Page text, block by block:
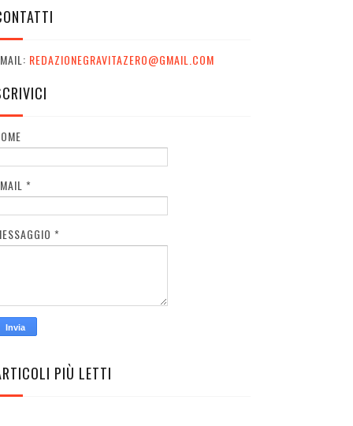
REDAZIONEGRAVITAZERO@GMAIL.COM
*
*
PIÙ LETTI